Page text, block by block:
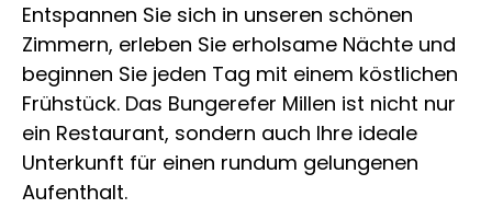
Entspannen Sie sich in unseren schönen
Zimmern, erleben Sie erholsame Nächte und
beginnen Sie jeden Tag mit einem köstlichen
Frühstück. Das Bungerefer Millen ist nicht nur
ein Restaurant, sondern auch Ihre ideale
Unterkunft für einen rundum gelungenen
Aufenthalt.